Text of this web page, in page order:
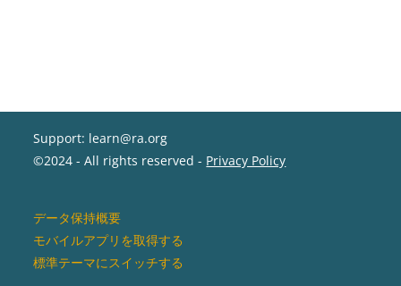
Support: learn@ra.org
©2024 - All rights reserved - Privacy Policy
データ保持概要
モバイルアプリを取得する
標準テーマにスイッチする